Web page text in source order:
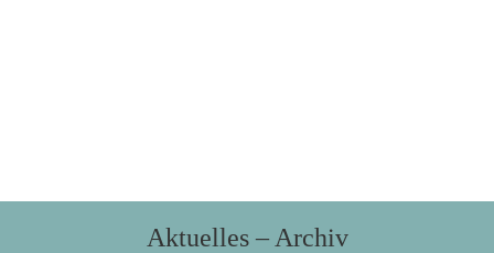
Aktuelles – Archiv